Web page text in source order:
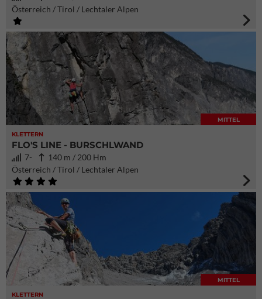
Österreich / Tirol / Lechtaler Alpen
KLETTERN
MITTEL
FLO'S LINE - BURSCHLWAND
7-
140 m / 200 Hm
Österreich / Tirol / Lechtaler Alpen
KLETTERN
MITTEL